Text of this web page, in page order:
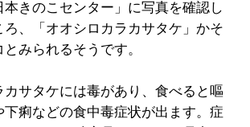
きのこセンター」に写真を確認し
ろ、「オオシロカラカサタケ」かそ
みられるそうです。
サタケには毒があり、食べると嘔
下痢などの食中毒症状が出ます。症